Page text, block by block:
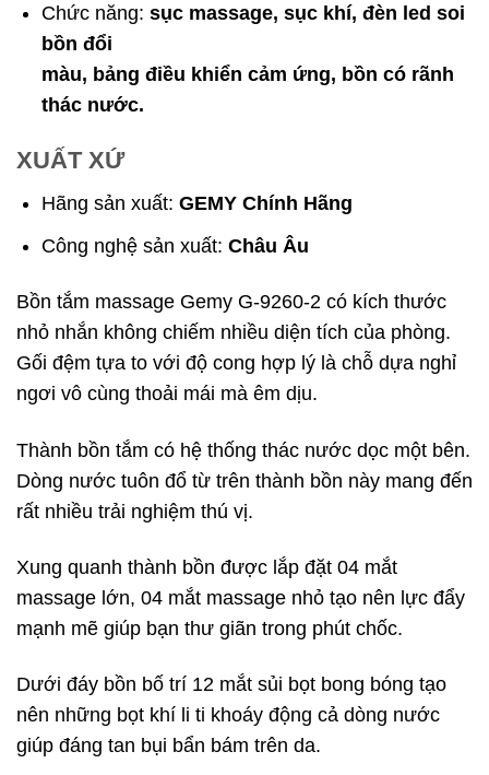
Chức năng:sục massage, sục khí, đèn led soi
bồn đổi
màu, bảng điều khiển cảm ứng, bồn có rãnh
thác nước.
XUẤT XỨ
Hãng sản xuất:GEMY Chính Hãng
Công nghệ sản xuất:Châu Âu
Bồn tắm massage Gemy G-9260-2 có kích thước
nhỏ nhắn không chiếm nhiều diện tích của phòng.
Gối đệm tựa to với độ cong hợp lý là chỗ dựa nghỉ
ngơi vô cùng thoải mái mà êm dịu.
Thành bồn tắm có hệ thống thác nước dọc một bên.
Dòng nước tuôn đổ từ trên thành bồn này mang đến
rất nhiều trải nghiệm thú vị.
Xung quanh thành bồn được lắp đặt 04 mắt
massage lớn, 04 mắt massage nhỏ tạo nên lực đẩy
mạnh mẽ giúp bạn thư giãn trong phút chốc.
Dưới đáy bồn bố trí 12 mắt sủi bọt bong bóng tạo
nên những bọt khí li ti khoáy động cả dòng nước
giúp đáng tan bụi bẩn bám trên da.